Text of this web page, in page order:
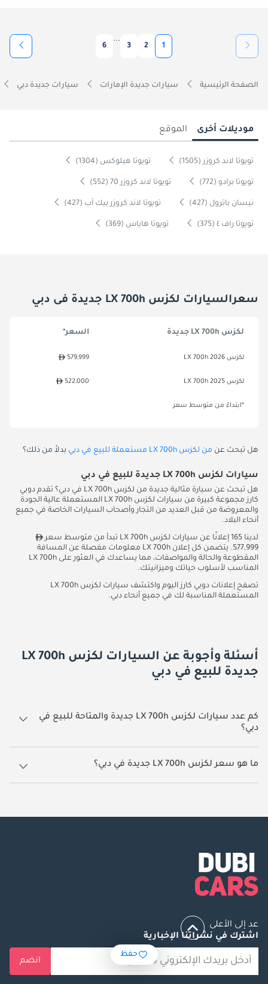
1
2
3
...
6
الصفحة الرئيسية سيارات جديدة الإمارات سيارات جديدة دبي
موديلات أخرى الموقع
تويوتا لاند كروزر (1505) تويوتا هيلوكس (1304)
تويوتا برادو (772) تويوتا لاند كروزر 70 (552)
نيسان باترول (427) تويوتا لاند كروزر بيك آب (427)
تويوتا راف ٤ (375) تويوتا هاياس (369)
سعرالسيارات لكزس LX 700h جديدة فى دبي
لكزس LX 700h جديدة السعر*
لكزس LX 700h 2026 579,999
لكزس LX 700h 2025 522,000
*ابتداءً من متوسط سعر
هل تبحث عن من لكزس LX 700h مستعملة للبيع في دبي بدلاً من ذلك؟
سيارات لكزس LX 700h جديدة للبيع في دبي
هل تبحث عن سيارة مثالية جديدة من لكزس LX 700h في دبي؟ تقدم دوبي
كارز مجموعة كبيرة من سيارات لكزس LX 700h المستعملة عالية الجودة
والمعروضة من قبل العديد من التجار وأصحاب السيارات الخاصة في جميع
أنحاء البلاد.
لدينا 165 إعلانًا عن سيارات لكزس LX 700h تبدأ من متوسط سعر
577,999. يتضمن كل إعلان LX 700h معلومات مفصلة عن المسافة
المقطوعة والحالة والمواصفات، مما يساعدك في العثور على LX 700h
المناسب لأسلوب حياتك وميزانيتك.
تصفح إعلانات دوبي كارز اليوم واكتشف سيارات لكزس LX 700h
المستعملة المناسبة لك في جميع أنحاء دبي.
أسئلة وأجوبة عن السيارات لكزس LX 700h
جديدة للبيع في دبي
كم عدد سيارات لكزس LX 700h جديدة والمتاحة للبيع في
دبي؟
165 سيارة لكزس LX 700h جديدة متوفرة للبيع في دبي.
ما هو سعر لكزس LX 700h جديدة في دبي؟
يبدأ سعر سيارة لكزس LX 700h جديدة في دبي 577,999.
حفظ
عد إلى الأعلى
اشترك في نشراتنا الإخبارية
انضم